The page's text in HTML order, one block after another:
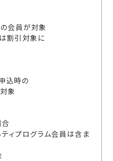
会員が対象
割引対象に
込時の
象
ィプログラム会員は含ま